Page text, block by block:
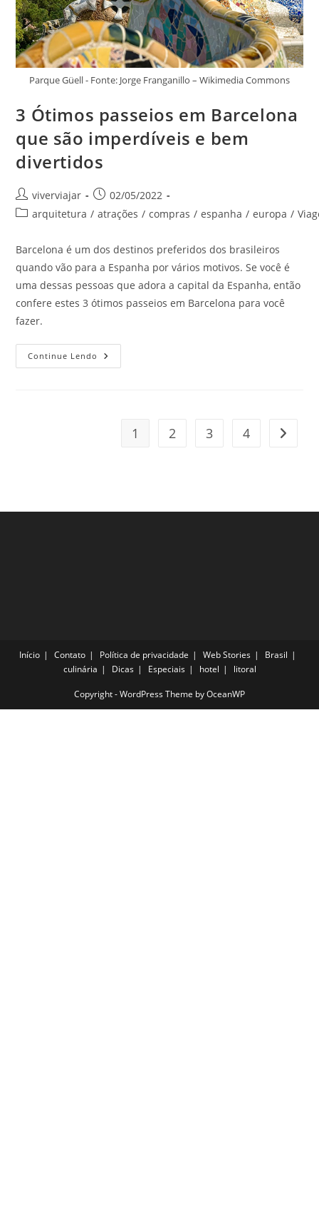
Parque Güell - Fonte: Jorge Franganillo – Wikimedia Commons
3 Ótimos passeios em Barcelona
que são imperdíveis e bem
divertidos
Autor
do
viverviajar
Post
publicado:
02/05/2022
Categoria
post:
arquitetura / atrações / compras / espanha / europa /
Barcelona é um dos destinos preferidos dos brasileiros
quando vão para a Espanha por vários motivos. Se você é
uma dessas pessoas que adora a capital da Espanha, então
confere estes 3 ótimos passeios em Barcelona para você
fazer.
Continue Lendo
Ótimos
Imperdíveis
1 2 3 4 Ir para
Início Contato Política de privacidade Web Stories
Brasil
culinária
Dicas Especiais hotel litoral
Copyright - WordPress Theme by OceanWP